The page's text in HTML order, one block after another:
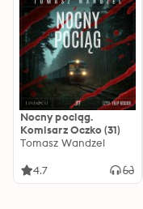
Nocny pociąg.
Komisarz Oczko (31)
Tomasz Wandzel
4.7